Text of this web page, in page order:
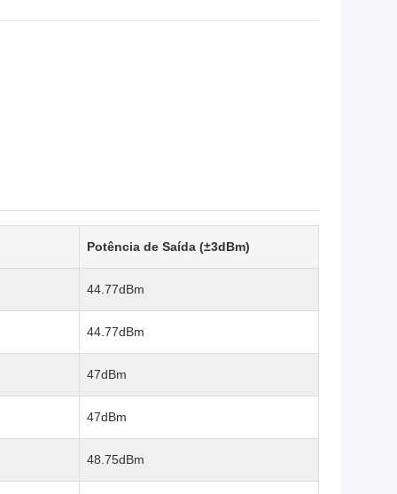
Potência de Saída (±3dBm)
44.77dBm
44.77dBm
47dBm
47dBm
48.75dBm